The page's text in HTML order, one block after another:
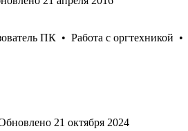
ПК • Работа с оргтехникой •
21 октября 2024